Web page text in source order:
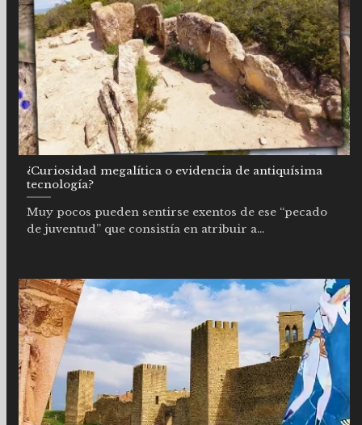
¿Curiosidad megalítica o evidencia de antiquísima
tecnología?
Muy pocos pueden sentirse exentos de ese “pecado
de juventud” que consistía en atribuir a...